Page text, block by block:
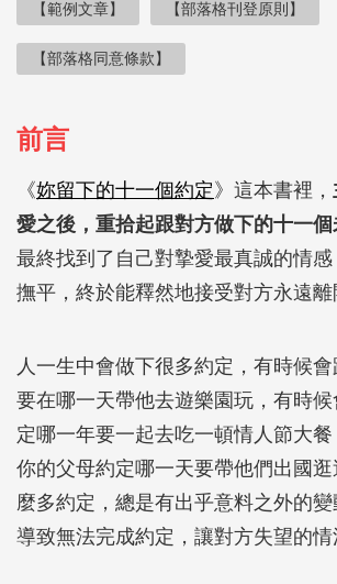
【範例文章】 【部落格刊登原則】
【部落格同意條款】
前言
《妳留下的十一個約定 》這本書裡，
愛之後，重拾起跟對方做下的十一
最終找到了自己對摯愛最真誠的情
撫平，終於能釋然地接受對方永遠離
人一生中會做下很多約定，有時候
要在哪一天帶他去遊樂園玩，有時
定哪一年要一起去吃一頓情人節大
你的父母約定哪一天要帶他們出國
麼多約定，總是有出乎意料之外的變
導致無法完成約定，讓對方失望的情